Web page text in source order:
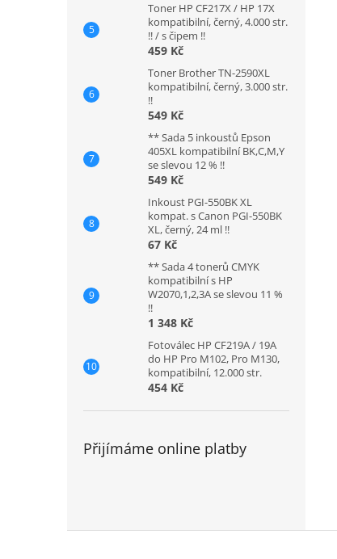
Toner HP CF217X / HP 17X
kompatibilní, černý, 4.000 str.
!! / s čipem !!
459 Kč
Toner Brother TN-2590XL
kompatibilní, černý, 3.000 str.
!!
549 Kč
** Sada 5 inkoustů Epson
405XL kompatibilní BK,C,M,Y
se slevou 12 % !!
549 Kč
Inkoust PGI-550BK XL
kompat. s Canon PGI-550BK
XL, černý, 24 ml !!
67 Kč
** Sada 4 tonerů CMYK
kompatibilní s HP
W2070,1,2,3A se slevou 11 %
!!
1 348 Kč
Fotoválec HP CF219A / 19A
do HP Pro M102, Pro M130,
kompatibilní, 12.000 str.
454 Kč
Přijímáme online platby